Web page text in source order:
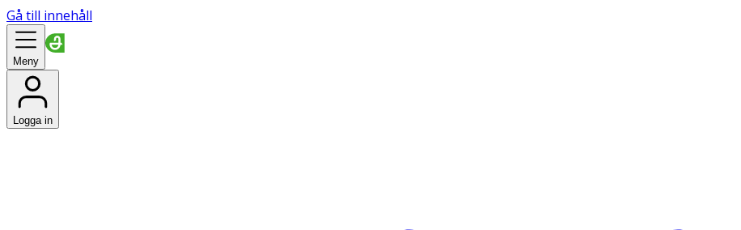
Gå till innehåll
Meny
Logga in